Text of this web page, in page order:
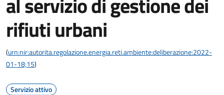
rifiuti urbani
(urn:nir:autorita.regolazione.energia.reti.ambiente:deliberazione:2022-
01-18;15)
Servizio attivo